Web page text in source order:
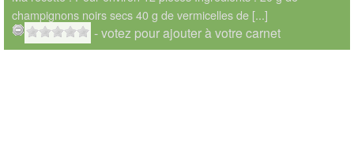
champignons noirs secs 40 g de vermicelles de [...]
- votez pour ajouter à votre carnet